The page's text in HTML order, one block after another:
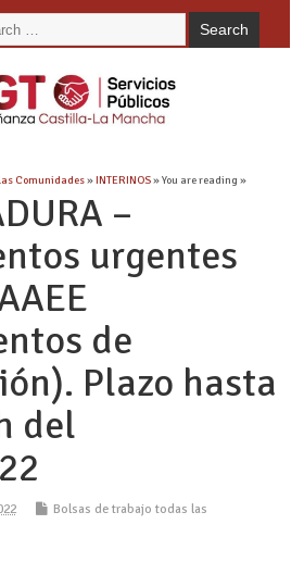
Comunidades»INTERINOS» You are reading »
–
urgentes
de
Plazo hasta
del
Bolsas de trabajo todas las